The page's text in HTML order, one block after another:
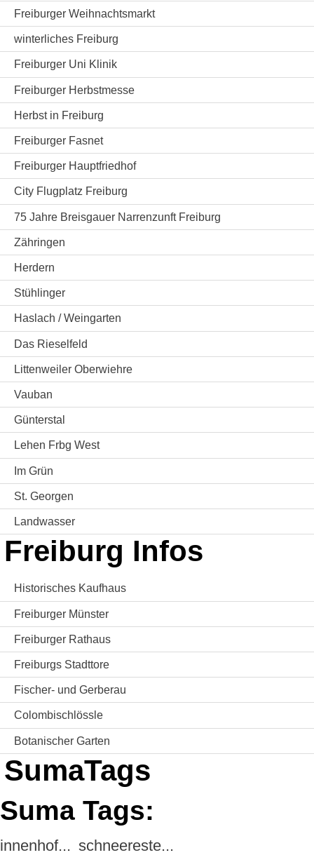
Freiburger Weihnachtsmarkt
winterliches Freiburg
Freiburger Uni Klinik
Freiburger Herbstmesse
Herbst in Freiburg
Freiburger Fasnet
Freiburger Hauptfriedhof
City Flugplatz Freiburg
75 Jahre Breisgauer Narrenzunft Freiburg
Zähringen
Herdern
Stühlinger
Haslach / Weingarten
Das Rieselfeld
Littenweiler Oberwiehre
Vauban
Günterstal
Lehen Frbg West
Im Grün
St. Georgen
Landwasser
Freiburg Infos
Historisches Kaufhaus
Freiburger Münster
Freiburger Rathaus
Freiburgs Stadttore
Fischer- und Gerberau
Colombischlössle
Botanischer Garten
SumaTags
Suma Tags:
innenhof... schneereste...